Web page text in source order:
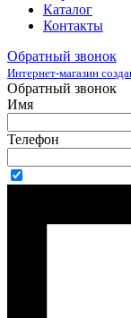
Каталог
Контакты
Обратный звонок
Интернет-магазин
Обратный звонок
Имя
Телефон